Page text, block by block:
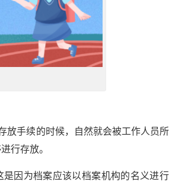
放手续的时候，自然就会被工作人员
行存放。
因为档案应该以档案机构的名义进